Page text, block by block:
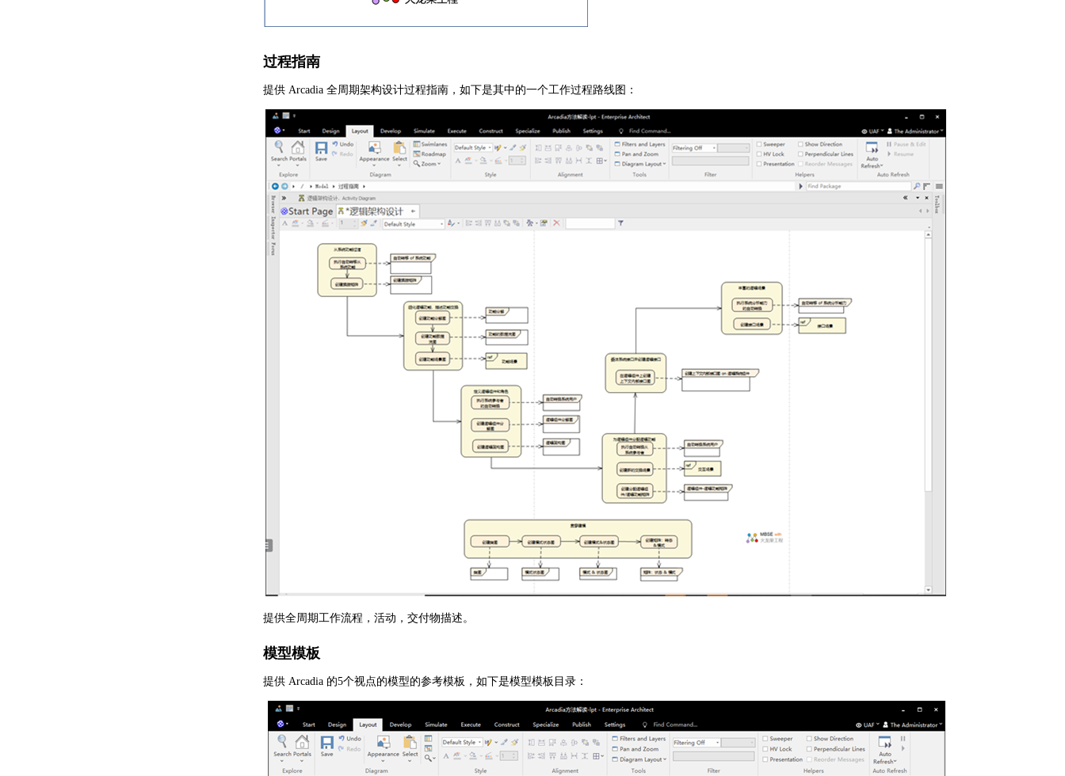
过程指南
提供 Arcadia 全周期架构设计过程指南，如下是其中的一个工作过程路线图：
提供全周期工作流程，活动，交付物描述。
模型模板
提供 Arcadia 的5个视点的模型的参考模板，如下是模型模板目录：